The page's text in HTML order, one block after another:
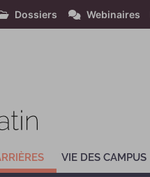
Dossiers Webinaires
VIE DES CAMPUS